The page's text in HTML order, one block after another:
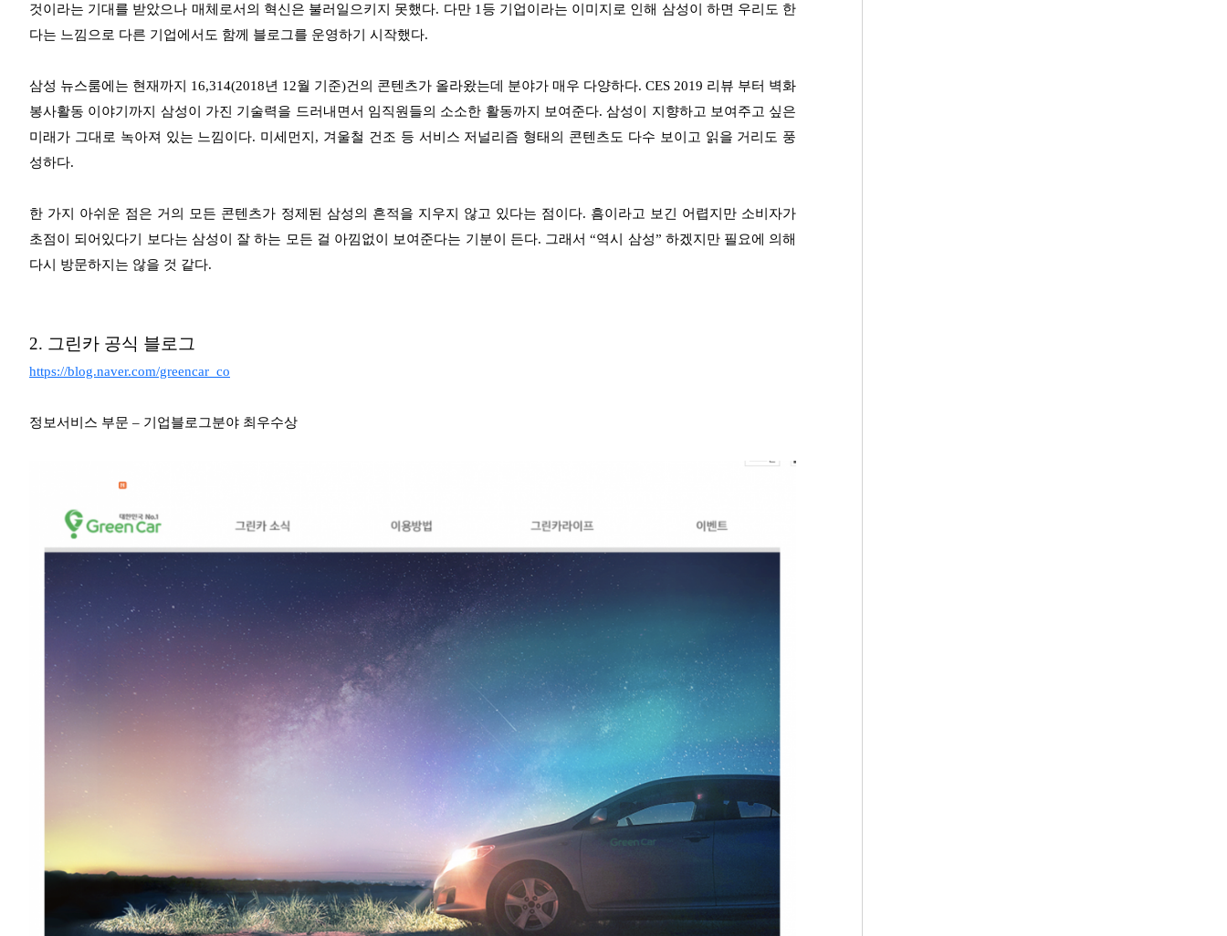
것이라는 기대를 받았으나 매체로서의 혁신은 불러일으키지 못했다. 다만 1등 기업이라는 이미지로 인해 삼성이 하면 우리도 한
다는 느낌으로 다른 기업에서도 함께 블로그를 운영하기 시작했다.
삼성 뉴스룸에는 현재까지 16,314(2018년 12월 기준)건의 콘텐츠가 올라왔는데 분야가 매우 다양하다. CES 2019 리뷰 부터 벽화
봉사활동 이야기까지 삼성이 가진 기술력을 드러내면서 임직원들의 소소한 활동까지 보여준다. 삼성이 지향하고 보여주고 싶은
미래가 그대로 녹아져 있는 느낌이다. 미세먼지, 겨울철 건조 등 서비스 저널리즘 형태의 콘텐츠도 다수 보이고 읽을 거리도 풍
성하다.
한 가지 아쉬운 점은 거의 모든 콘텐츠가 정제된 삼성의 흔적을 지우지 않고 있다는 점이다. 흠이라고 보긴 어렵지만 소비자가
초점이 되어있다기 보다는 삼성이 잘 하는 모든 걸 아낌없이 보여준다는 기분이 든다. 그래서 “역시 삼성” 하겠지만 필요에 의해
다시 방문하지는 않을 것 같다.
2. 그린카 공식 블로그
https://blog.naver.com/greencar_co
정보서비스 부문 – 기업블로그분야 최우수상